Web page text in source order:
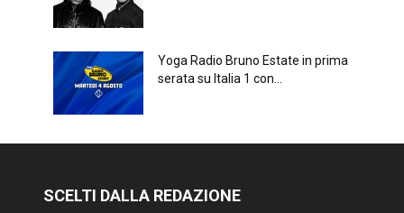
Yoga Radio Bruno Estate in prima
serata su Italia 1 con...
SCELTI DALLA REDAZIONE